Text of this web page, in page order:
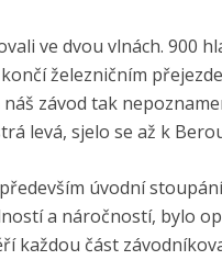
ve dvou vlnách. 900
železničním
závod tak
levá, sjelo se až k
úvodní
a náročností, bylo
část